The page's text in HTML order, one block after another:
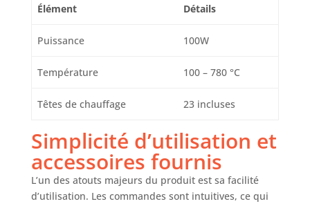
uniforme des
utilisation
pyrogravure
ergonomique - Le
bois léger de 33 g
dérapante offre un
contrôle précis et
une longue
utilisation sur bois
et cuir; sa
Élément Détails
Puissance 100W
Température 100 – 780 °C
Têtes de chauffage 23 incluses
Simplicité d’utilisation et
accessoires fournis
L’un des atouts majeurs du produit est sa facilité
d’utilisation. Les commandes sont intuitives, ce qui